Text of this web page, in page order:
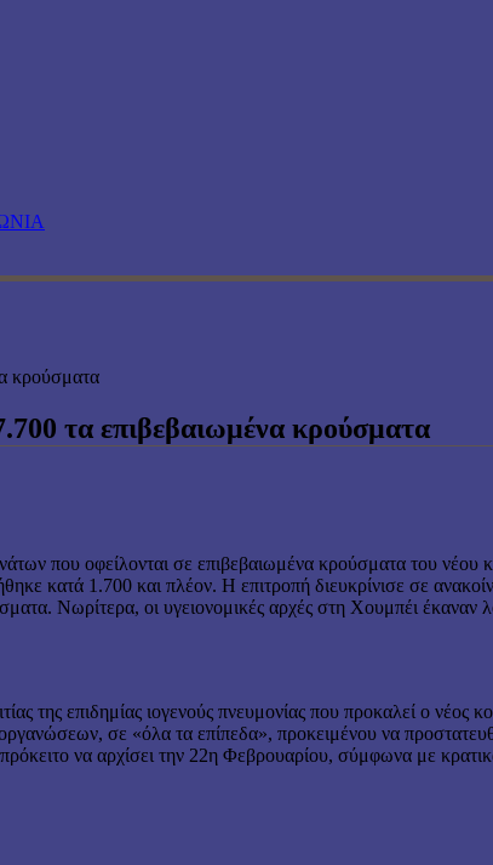
κρούσματα
τα επιβεβαιωμένα κρούσματα
που οφείλονται σε επιβεβαιωμένα κρούσματα του νέου
κατά 1.700 και πλέον. Η επιτροπή διευκρίνισε σε
Νωρίτερα, οι υγειονομικές αρχές στη Χουμπέι έκαναν
της επιδημίας ιογενούς πνευμονίας που προκαλεί ο νέος
σε «όλα τα επίπεδα», προκειμένου να
να αρχίσει την 22η Φεβρουαρίου, σύμφωνα με